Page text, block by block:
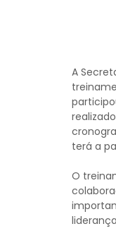
A
terá a
O